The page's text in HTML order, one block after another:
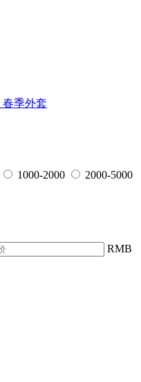
春季外套
1000-2000
2000-5000
RMB